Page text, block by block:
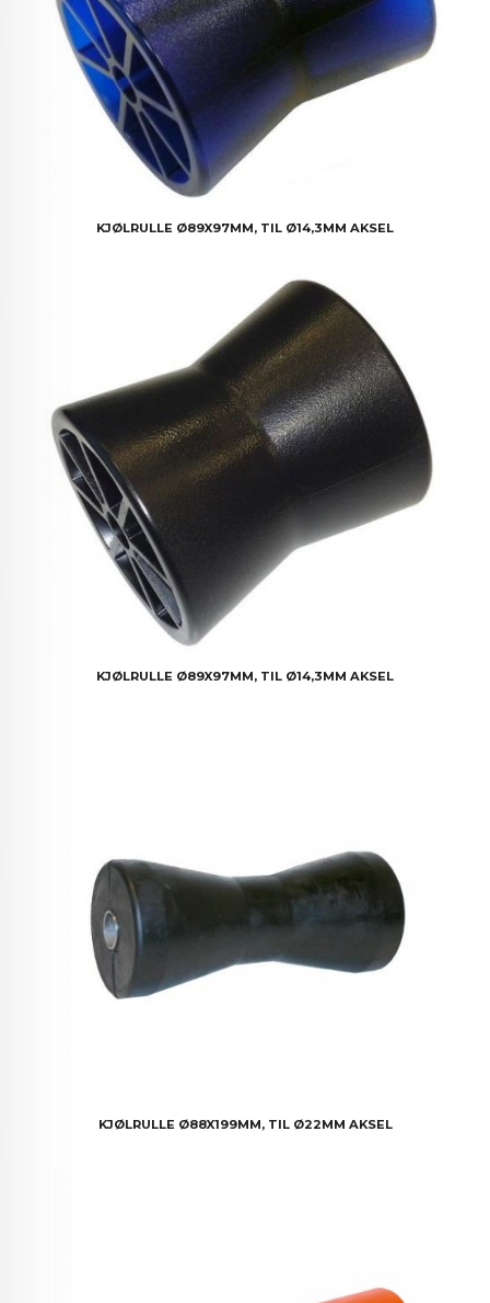
KJØLRULLE Ø89X97MM, TIL Ø14,3MM AKSEL
KJØLRULLE Ø89X97MM, TIL Ø14,3MM AKSEL
KJØLRULLE Ø88X199MM, TIL Ø22MM AKSEL